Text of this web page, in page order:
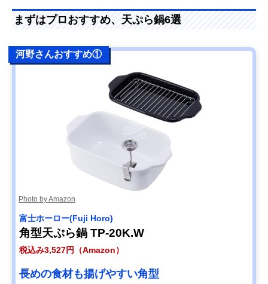
まずはプロおすすめ、天ぷら鍋6選
河野さんおすすめ①
Photo by Amazon
‎富士ホーロー(Fuji Horo)
角型天ぷら鍋 TP-20K.W
税込み3,527円（Amazon）
長めの食材も揚げやすい角型